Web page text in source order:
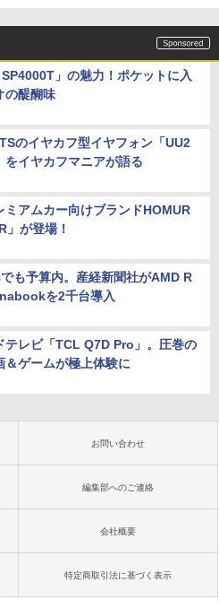
」の魅力！ポケットに入
の醍醐味
のイヤカフ型イヤフォン「UU2
をイヤカフマニアが語る
ミアムカー向けブランドHOMUR
」が登場！
も予算内。産経新聞社がAMD R
を2千台導入
テレビ「TCL Q7D Pro」。圧巻の
＆ゲームが極上体験に
お問い合わせ
編集部へのご連絡
会社概要
特定商取引法に基づく表示